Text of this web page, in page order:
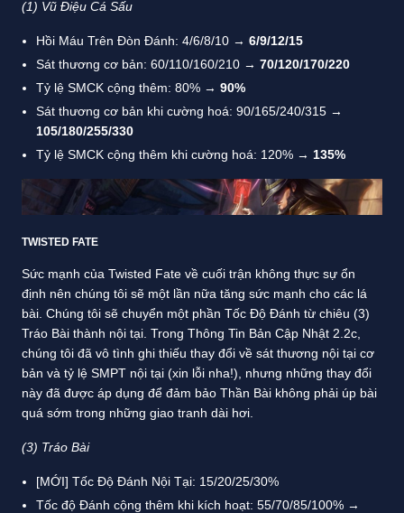
(1) Vũ Điệu Cá Sấu
Hồi Máu Trên Đòn Đánh: 4/6/8/10 → 6/9/12/15
Sát thương cơ bản: 60/110/160/210 → 70/120/170/220
Tỷ lệ SMCK cộng thêm: 80% → 90%
Sát thương cơ bản khi cường hoá: 90/165/240/315 →
105/180/255/330
Tỷ lệ SMCK cộng thêm khi cường hoá: 120% → 135%
TWISTED FATE
Sức mạnh của Twisted Fate về cuối trận không thực sự ổn
định nên chúng tôi sẽ một lần nữa tăng sức mạnh cho các lá
bài. Chúng tôi sẽ chuyển một phần Tốc Độ Đánh từ chiêu (3)
Tráo Bài thành nội tại. Trong Thông Tin Bản Cập Nhật 2.2c,
chúng tôi đã vô tình ghi thiếu thay đổi về sát thương nội tại cơ
bản và tỷ lệ SMPT nội tại (xin lỗi nha!), nhưng những thay đổi
này đã được áp dụng để đảm bảo Thần Bài không phải úp bài
quá sớm trong những giao tranh dài hơi.
(3) Tráo Bài
[MỚI] Tốc Độ Đánh Nội Tại: 15/20/25/30%
Tốc độ Đánh cộng thêm khi kích hoạt: 55/70/85/100% →